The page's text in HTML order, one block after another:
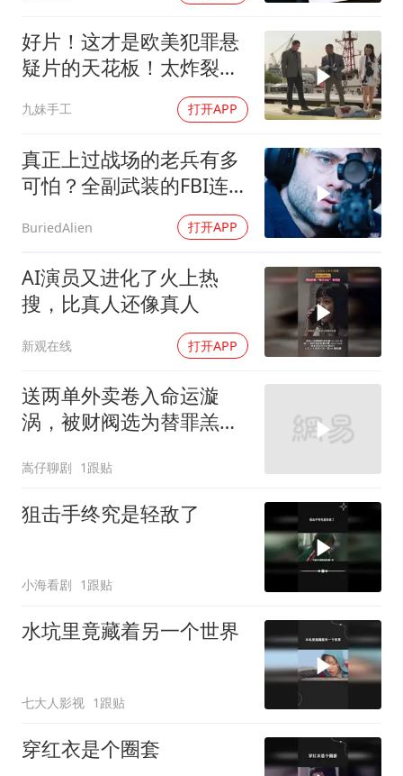
三预警齐发 11个省份有大到暴雨
“还不如不放假”
从科技创新看开局起步的时与势
好片！这才是欧美犯罪悬
疑片的天花板！太炸裂
九妹手工 打开APP
真正上过战场的老兵有多
可怕？全副武装的FBI连他
BuriedAlien 打开APP
AI演员又进化了火上热
搜，比真人还像真人
新观在线 打开APP
送两单外卖卷入命运漩
涡，被财阀选为替罪羔
嵩仔聊剧 1跟贴
狙击手终究是轻敌了
小海看剧 1跟贴
水坑里竟藏着另一个世界
七大人影视 1跟贴
穿红衣是个圈套